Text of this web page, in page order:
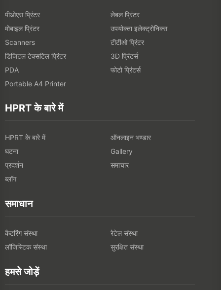
पीओएस प्रिंटर
लेबल प्रिंटर
मोबाइल प्रिंटर
उपयोक्ता इलेक्ट्रोनिक्स
Scanners
टीटीओ प्रिंटर
डिजिटल टेक्सटिल प्रिंटर
3D प्रिंटर्स
PDA
फोटो प्रिंटर्स
Portable A4 Printer
HPRT के बारे में
HPRT के बारे में
ऑनलाइन भण्डार
घटना
Gallery
प्रदर्शन
समाचार
ब्लॉग
समाधान
कैटरिंग संस्था
रेटेल संस्था
लॉजिस्टिक संस्था
सुरक्षित संस्था
हमसे जोड़ें